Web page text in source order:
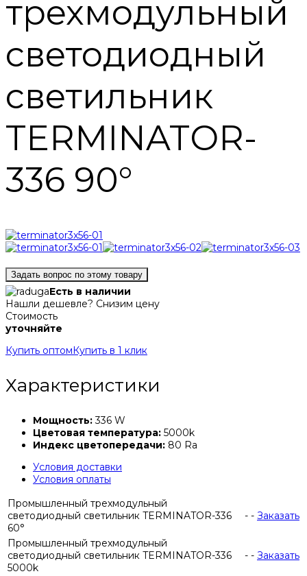
трехмодульный
светодиодный
светильник
TERMINATOR-
336 90°
Задать вопрос по этому товару
Есть в наличии
Нашли дешевле? Снизим цену
Стоимость
уточняйте
Купить оптом Купить в 1 клик
Характеристики
Мощность:336 W
Цветовая температура: 5000k
Индекс цветопередачи: 80 Ra
Условия доставки
Условия оплаты
Промышленный трехмодульный
светодиодный светильник TERMINATOR-336
60°
- - Заказать
Промышленный трехмодульный
светодиодный светильник TERMINATOR-336
5000k
- - Заказать